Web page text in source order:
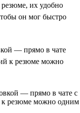
их удобно
он мог быстро
— прямо в чате
к резюме можно